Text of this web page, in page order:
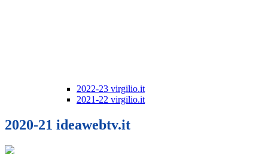
2022-23 virgilio.it
2021-22 virgilio.it
2020-21 ideawebtv.it